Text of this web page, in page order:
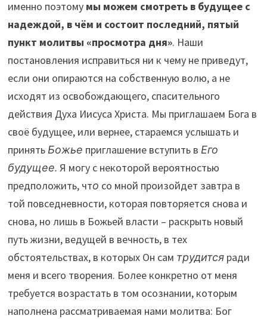
именно поэтому мы можем смотреть в будущее с
надеждой, в чём и состоит последний, пятый
пункт молитвы «просмотра дня». Наши
постановления исправиться ни к чему не приведут,
если они опираются на собственную волю, а не
исходят из освобождающего, спасительного
действия Духа Иисуса Христа. Мы приглашаем Бога в
своё будущее, или вернее, стараемся услышать и
принятьБожье приглашение вступить вЕго
будущее.Я могу с некоторой вероятностью
предположить, что со мной произойдет завтра в
той повседневности, которая повторяется снова и
снова, но лишь в Божьей власти – раскрыть новый
путь жизни, ведущей в вечность, в тех
обстоятельствах, в которых Он сам трудится ради
меня и всего творения. Более конкретно от меня
требуется возрастать в том осознании, которым
наполнена рассматриваемая нами молитва: Бог